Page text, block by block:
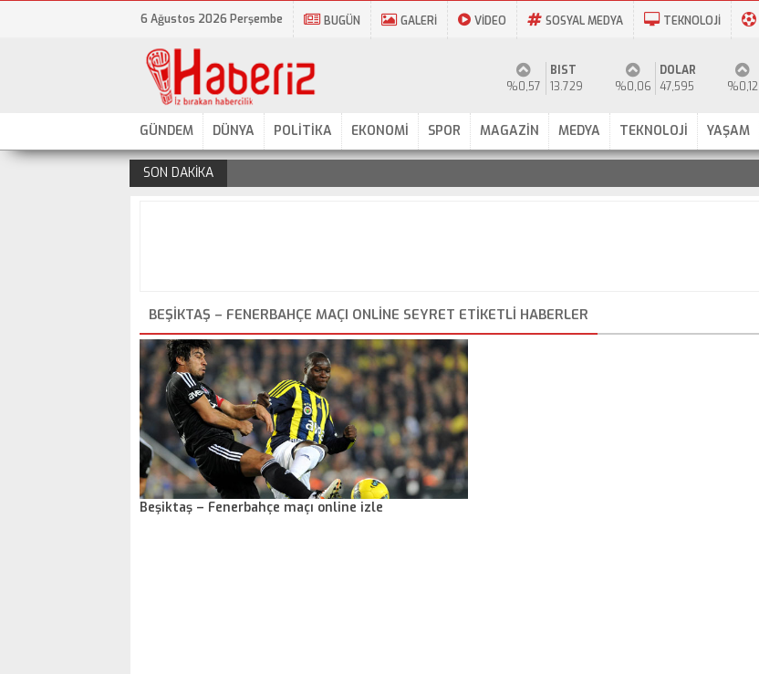
6 Ağustos 2026 Perşembe BUGÜN GALERİ VİDEO SOSYAL MEDYA TEKNOLOJİ
%0,57
BIST
13.729
%0,06
DOLAR
47,595
%0,12
GÜNDEM DÜNYA POLİTİKA EKONOMİ SPOR MAGAZİN MEDYA TEKNOLOJİ YAŞAM
SON DAKİKA
BEŞIKTAŞ – FENERBAHÇE MAÇI ONLINE SEYRET ETIKETLI HABERLER
Beşiktaş – Fenerbahçe maçı online izle